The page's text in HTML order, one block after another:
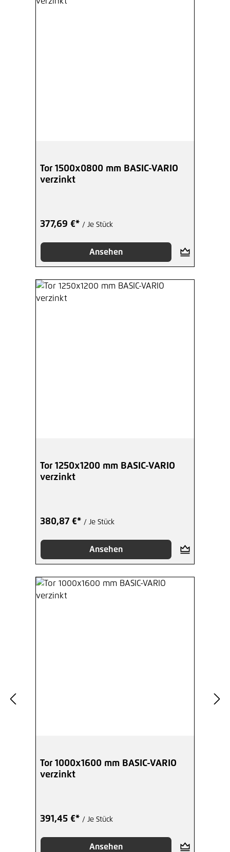
Tor 1500x0800 mm BASIC-VARIO
verzinkt
377,69 €* / Je Stück
Ansehen
Tor 1250x1200 mm BASIC-VARIO
verzinkt
380,87 €* / Je Stück
Ansehen
Tor 1000x1600 mm BASIC-VARIO
verzinkt
391,45 €* / Je Stück
Ansehen